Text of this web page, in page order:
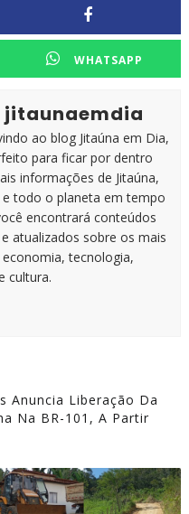
WHATSAPP
jitaunaemdia
ao blog Jitaúna em Dia,
para ficar por dentro
informações de Jitaúna,
e todo o planeta em tempo
encontrará conteúdos
atualizados sobre os mais
tecnologia,
cultura.
Anuncia Liberação Da
Na BR-101, A Partir